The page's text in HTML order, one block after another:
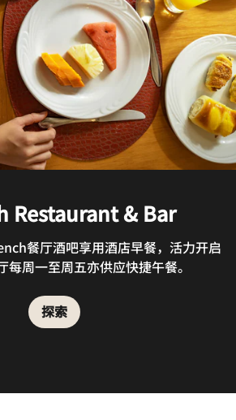
Restaurant & Bar
餐厅酒吧享用酒店早餐，活力开启
每周一至周五亦供应快捷午餐。
探索